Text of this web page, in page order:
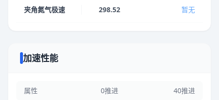
夹角氮气极速 298.52 暂无
加速性能
属性 0推进 40推进